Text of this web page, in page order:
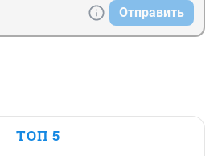
Отправить
ТОП 5